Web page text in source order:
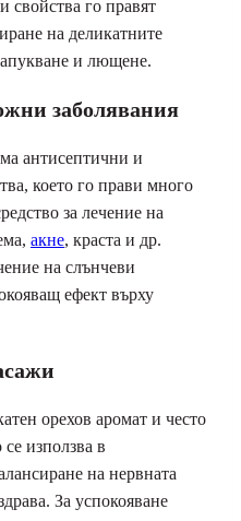
го правят
на деликатните
и лющене.
заболявания
антисептични и
което го прави много
за лечение на
акне, краста и др.
на слънчеви
ефект върху
орехов аромат и често
използва в
на нервната
За успокояване